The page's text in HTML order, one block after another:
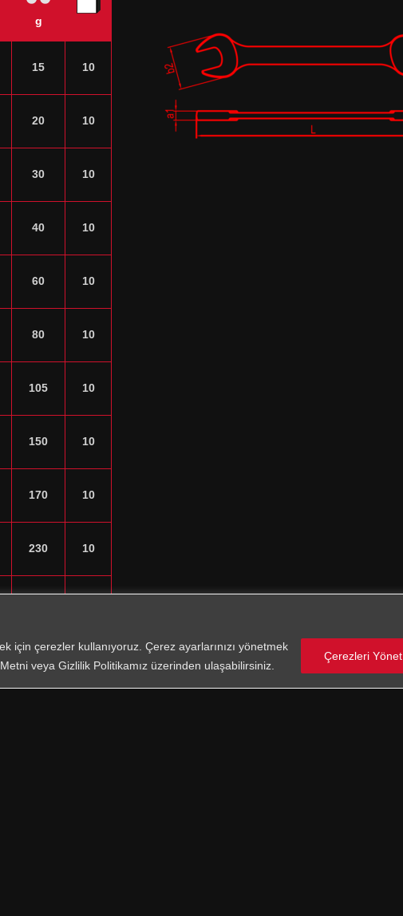
için çerezler kullanıyoruz. Çerez ayarlarınızı yönetmek
veya Gizlilik Politikamız üzerinden ulaşabilirsiniz.
Çerezleri Yönet
g
15 10
20 10
30 10
40 10
60 10
80 10
105 10
150 10
170 10
230 10
355